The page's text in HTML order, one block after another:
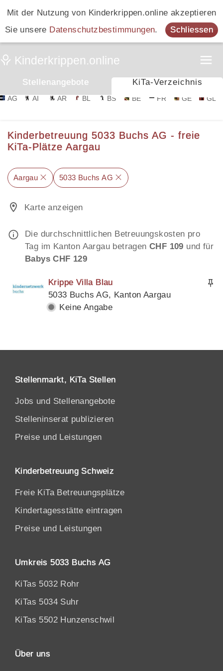
Mit der Nutzung von Kinderkrippen.online akzeptieren
Sie unsere Datenschutzbestimmungen. Schliessen
Stellenangebote KiTa-Verzeichnis
AG AI AR BL BS BE FR GE GL
Kinderbetreuung 5033 Buchs AG - freie
KiTa-Plätze Aargau
Aargau 5033 Buchs AG
Karte anzeigen
Die durchschnittlichen Betreuungskosten pro
Tag im Kanton Aargau betragen CHF 109 und für
Babys CHF 129
Krippe Villa Blau
5033 Buchs AG, Kanton Aargau
Keine Angabe
Stellenmarkt, KiTa Stellen
Jobs und Stellenangebote
Stelleninserat publizieren
Preise und Leistungen
Kinderbetreuung Schweiz
Freie KiTa Betreuungsplätze
Kindertagesstätte eintragen
Preise und Leistungen
Umkreis 5033 Buchs AG
KiTas 5032 Rohr
KiTas 5034 Suhr
KiTas 5502 Hunzenschwil
Über uns